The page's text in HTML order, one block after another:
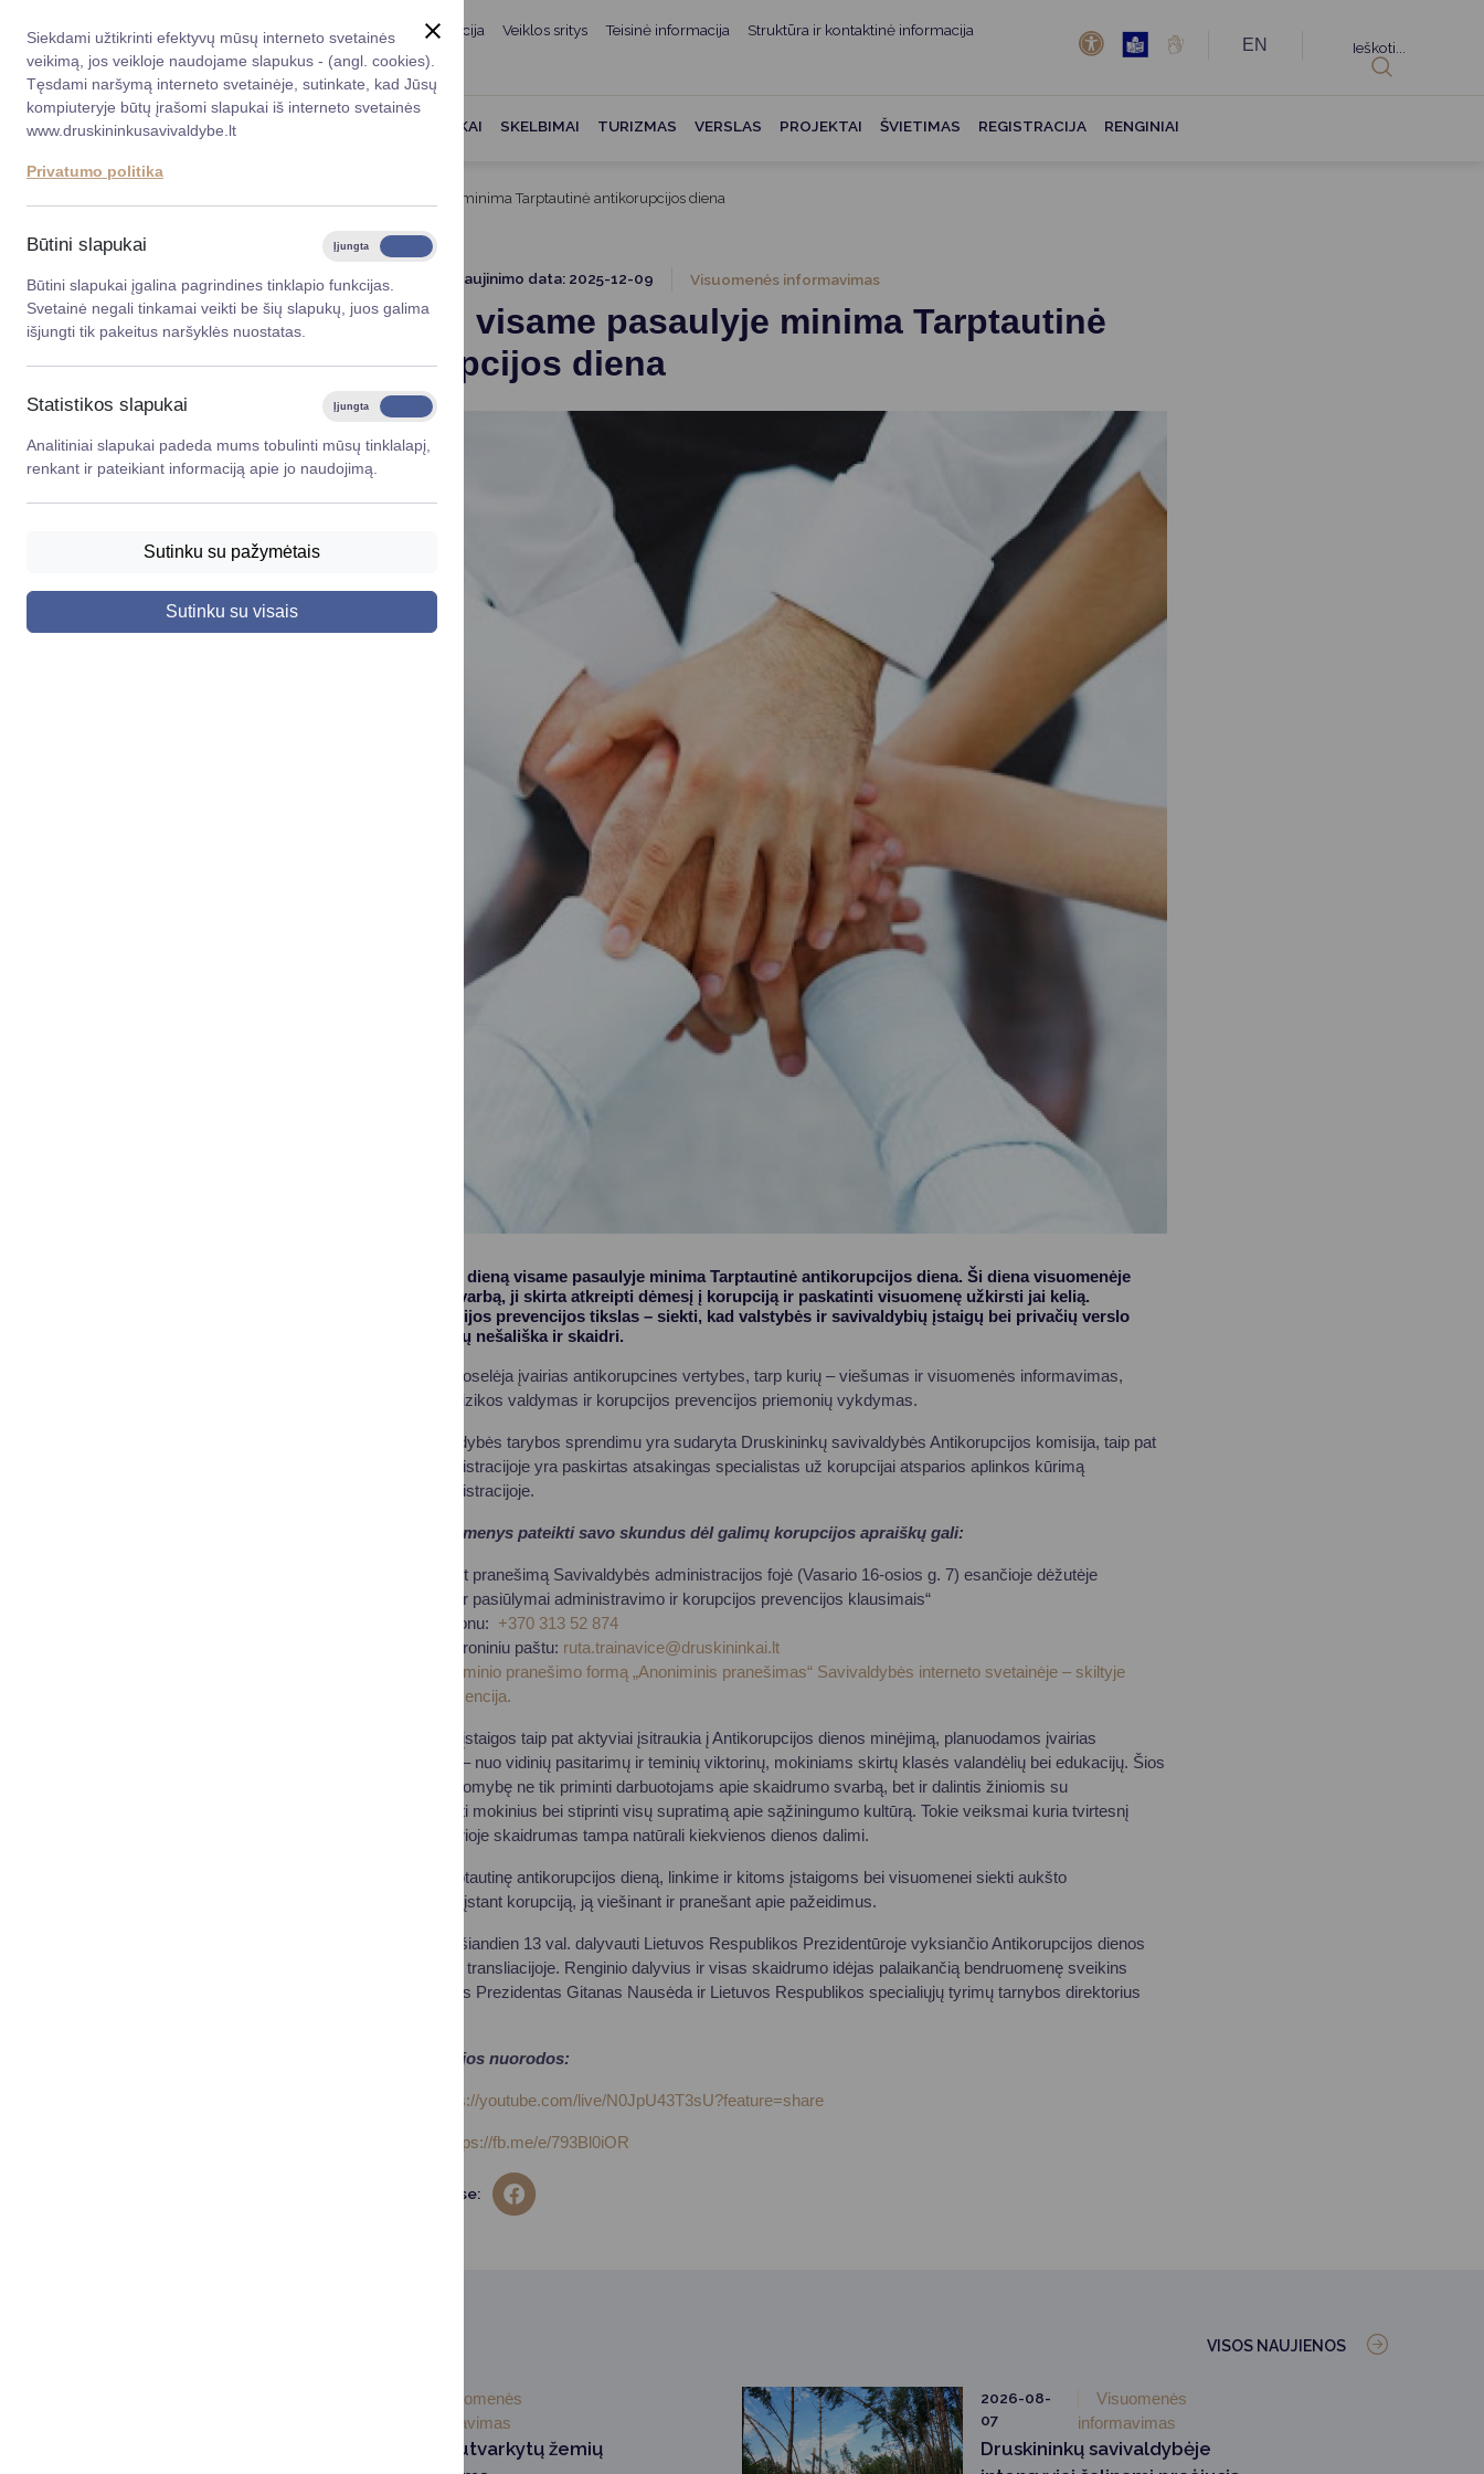
Siekdami užtikrinti efektyvų mūsų interneto svetainės
veikimą, jos veikloje naudojame slapukus - (angl. cookies).
Tęsdami naršymą interneto svetainėje, sutinkate, kad Jūsų
kompiuteryje būtų įrašomi slapukai iš interneto svetainės
www.druskininkusavivaldybe.lt
Privatumo politika
Būtini slapukai Įjungta
Būtini slapukai įgalina pagrindines tinklapio funkcijas.
Svetainė negali tinkamai veikti be šių slapukų, juos galima
išjungti tik pakeitus naršyklės nuostatas.
Statistikos slapukai Įjungta
Analitiniai slapukai padeda mums tobulinti mūsų tinklalapį,
renkant ir pateikiant informaciją apie jo naudojimą.
Sutinku su pažymėtais
Sutinku su visais
Taryba Meras
Registruokitės priėmimui
Vicemerai
Mero patarėja
Administracija
Administracinė informacija
Savivaldybės administracijos
Planavimo dokumentai
Korupcijos prevencija
Viešieji pirkimai
Lygios galimybės
Savivaldybės remiami
Finansų valdymas ir apskaita
Veiklos sritys Teisinė informacija
Norminiai teisės aktai
Mero potvarkiai
teisinė pagalba
Teisės aktų pažeidimai
Vartotojų teisių apsauga
Pranešėjų apsauga
Asmens duomenų apsauga
Struktūra ir kontaktinė informacija
Karjera DUK
EN
DRUSKININKAI SKELBIMAI TURIZMAS VERSLAS PROJEKTAI ŠVIETIMAS REGISTRACIJA RENGINIAI
Šiandien visame pasaulyje minima Tarptautinė antikorupcijos diena
2025-12-09 Atnaujinimo data: 2025-12-09 Visuomenės informavimas
Šiandien visame pasaulyje minima Tarptautinė
antikorupcijos diena
Kasmet gruodžio 9 dieną visame pasaulyje minima Tarptautinė antikorupcijos diena. Ši diena visuomenėje
įgyja vis didesnę svarbą, ji skirta atkreipti dėmesį į korupciją ir paskatinti visuomenę užkirsti jai kelią.
Pagrindinis korupcijos prevencijos tikslas – siekti, kad valstybės ir savivaldybių įstaigų bei privačių verslo
subjektų veikla būtų nešališka ir skaidri.
Mūsų kolektyvas puoselėja įvairias antikorupcines vertybes, tarp kurių – viešumas ir visuomenės informavimas,
galimos korupcijos rizikos valdymas ir korupcijos prevencijos priemonių vykdymas.
Druskininkų savivaldybės tarybos sprendimu yra sudaryta Druskininkų savivaldybės Antikorupcijos komisija, taip pat
Savivaldybės administracijoje yra paskirtas atsakingas specialistas už korupcijai atsparios aplinkos kūrimą
Savivaldybės administracijoje.
Primename, kad asmenys pateikti savo skundus dėl galimų korupcijos apraiškų gali:
Raštu, paliekant pranešimą Savivaldybės administracijos fojė (Vasario 16-osios g. 7) esančioje dėžutėje
„Pageidavimai ir pasiūlymai administravimo ir korupcijos prevencijos klausimais“
Informuoti telefonu: +370 313 52 874
Informuoti elektroniniu paštu: ruta.trainavice@druskininkai.lt
Užpildant anoniminio pranešimo formą „Anoniminis pranešimas“ Savivaldybės interneto svetainėje – skiltyje
Korupcijos prevencija.
Visos savivaldybės įstaigos taip pat aktyviai įsitraukia į Antikorupcijos dienos minėjimą, planuodamos įvairias
prasmingas veiklas – nuo vidinių pasitarimų ir teminių viktorinų, mokiniams skirtų klasės valandėlių bei edukacijų. Šios
įstaigos jaučia atsakomybę ne tik priminti darbuotojams apie skaidrumo svarbą, bet ir dalintis žiniomis su
bendruomene, ugdyti mokinius bei stiprinti visų supratimą apie sąžiningumo kultūrą. Tokie veiksmai kuria tvirtesnį
pagrindą ateičiai, kurioje skaidrumas tampa natūrali kiekvienos dienos dalimi.
Pasauliui minint Tarptautinę antikorupcijos dieną, linkime ir kitoms įstaigoms bei visuomenei siekti aukšto
sąmoningumo atpažįstant korupciją, ją viešinant ir pranešant apie pažeidimus.
Maloniai kviečiame šiandien 13 val. dalyvauti Lietuvos Respublikos Prezidentūroje vyksiančio Antikorupcijos dienos
minėjimo nuotolinėje transliacijoje. Renginio dalyvius ir visas skaidrumo idėjas palaikančią bendruomenę sveikins
Lietuvos Respublikos Prezidentas Gitanas Nausėda ir Lietuvos Respublikos specialiųjų tyrimų tarnybos direktorius
Renginio transliacijos nuorodos:
https://youtube.com/live/N0JpU43T3sU?feature=share
https://fb.me/e/793Bl0iOR
Dalintis soc. tinkluose:
VISOS NAUJIENOS
Visuomenės
informavimas
Informacija nesutvarkytų žemių
2026-08-
07
Visuomenės
informavimas
Druskininkų savivaldybėje